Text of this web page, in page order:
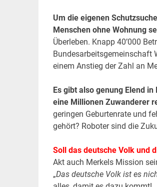
Um die eigenen
Menschen ohne Wohnung
Überleben. Knapp 40’000
Bundesarbeitsgemeinschaft
einem Anstieg der Zahl an
Es gibt also genung Elend
eine Millionen Zuwanderer
geringen Geburtenrate und
gehört? Roboter sind die
Soll das deutsche Volk und
Akt auch Merkels Mission
„Das deutsche Volk ist es